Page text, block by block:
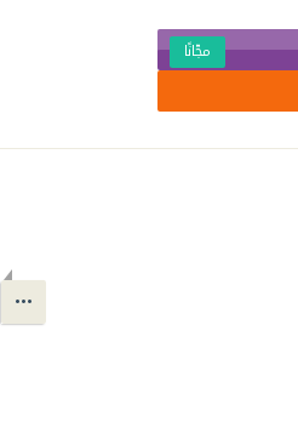
مجّانًا